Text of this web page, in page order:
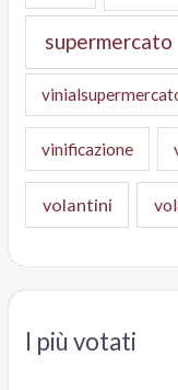
supermercato
vinificazione
volantini
I più votati